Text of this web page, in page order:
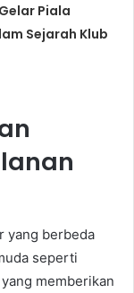
Piala
Sejarah Klub
yang berbeda
seperti
memberikan